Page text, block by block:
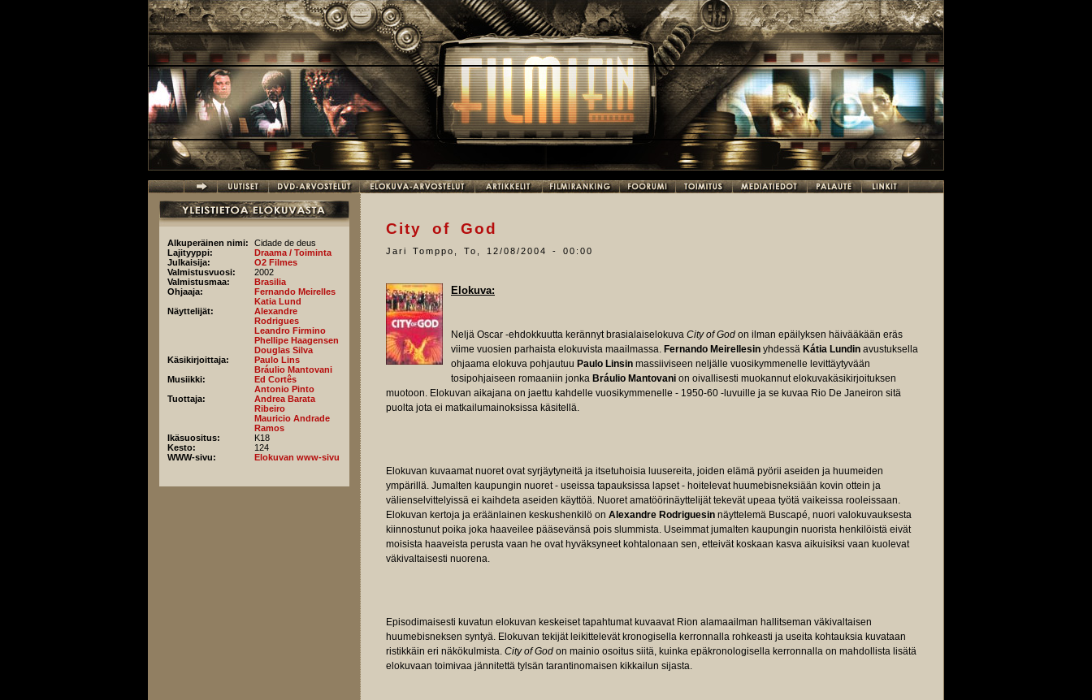
Alkuperäinen nimi:
Cidade de deus
Lajityyppi:
Draama / Toiminta
Julkaisija:
O2 Filmes
Valmistusvuosi:
2002
Valmistusmaa:
Brasilia
Ohjaaja:
Fernando Meirelles
Katia Lund
Näyttelijät:
Alexandre
Rodrigues
Leandro Firmino
Phellipe Haagensen
Douglas Silva
Käsikirjoittaja:
Paulo Lins
Bráulio Mantovani
Musiikki:
Ed Cortês
Antonio Pinto
Tuottaja:
Andrea Barata
Ribeiro
Mauricio Andrade
Ramos
Ikäsuositus:
K18
Kesto:
124
WWW-sivu:
Elokuvan www-sivu
City of God
Jari Tomppo To, 12/08/2004 - 00:00
Elokuva:
Neljä Oscar -ehdokkuutta kerännyt brasialaiselokuva City of God on ilman epäilyksen häivääkään eräs
viime vuosien parhaista elokuvista maailmassa. Fernando Meirellesin yhdessä Kátia Lundin avustuksella
ohjaama elokuva pohjautuu Paulo Linsin massiiviseen neljälle vuosikymmenelle levittäytyvään
tosipohjaiseen romaaniin jonka Bráulio Mantovani on oivallisesti muokannut elokuvakäsikirjoituksen
muotoon. Elokuvan aikajana on jaettu kahdelle vuosikymmenelle - 1950-60 -luvuille ja se kuvaa Rio De Janeiron sitä
puolta jota ei matkailumainoksissa käsitellä.
Elokuvan kuvaamat nuoret ovat syrjäytyneitä ja itsetuhoisia luusereita, joiden elämä pyörii aseiden ja huumeiden
ympärillä. Jumalten kaupungin nuoret - useissa tapauksissa lapset - hoitelevat huumebisneksiään kovin ottein ja
välienselvittelyissä ei kaihdeta aseiden käyttöä. Nuoret amatöörinäyttelijät tekevät upeaa työtä vaikeissa rooleissaan.
Elokuvan kertoja ja eräänlainen keskushenkilö on Alexandre Rodriguesin näyttelemä Buscapé, nuori valokuvauksesta
kiinnostunut poika joka haaveilee pääsevänsä pois slummista. Useimmat jumalten kaupungin nuorista henkilöistä eivät
moisista haaveista perusta vaan he ovat hyväksyneet kohtalonaan sen, etteivät koskaan kasva aikuisiksi vaan kuolevat
väkivaltaisesti nuorena.
Episodimaisesti kuvatun elokuvan keskeiset tapahtumat kuvaavat Rion alamaailman hallitseman väkivaltaisen
huumebisneksen syntyä. Elokuvan tekijät leikittelevät kronogisella kerronnalla rohkeasti ja useita kohtauksia kuvataan
ristikkäin eri näkökulmista. City of God on mainio osoitus siitä, kuinka epäkronologisella kerronnalla on mahdollista lisätä
elokuvaan toimivaa jännitettä tylsän tarantinomaisen kikkailun sijasta.